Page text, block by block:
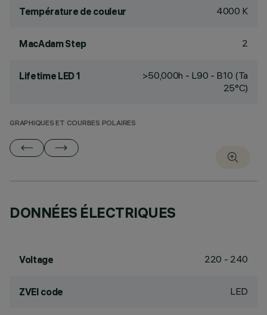
Température de couleur 4000 K
MacAdam Step 2
Lifetime LED 1
>50,000h - L90 - B10 (Ta
25°C)
GRAPHIQUES ET COURBES POLAIRES
DONNÉES ÉLECTRIQUES
Voltage 220 - 240
ZVEI code LED